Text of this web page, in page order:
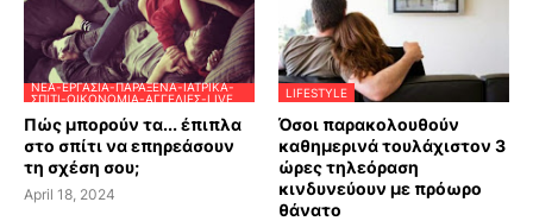
ΝΈΑ-ΕΡΓΑΣΊΑ-ΠΑΡΆΞΕΝΑ-ΙΑΤΡΙΚΆ-
ΣΠΊΤΙ-ΟΙΚΟΝΟΜΊΑ-ΑΓΓΕΛΊΕΣ-LIVE
Πώς μπορούν τα... έπιπλα
στο σπίτι να επηρεάσουν
τη σχέση σου;
April 18, 2024
LIFESTYLE
Όσοι παρακολουθούν
καθημερινά τουλάχιστον 3
ώρες τηλεόραση
κινδυνεύουν με πρόωρο
θάνατο